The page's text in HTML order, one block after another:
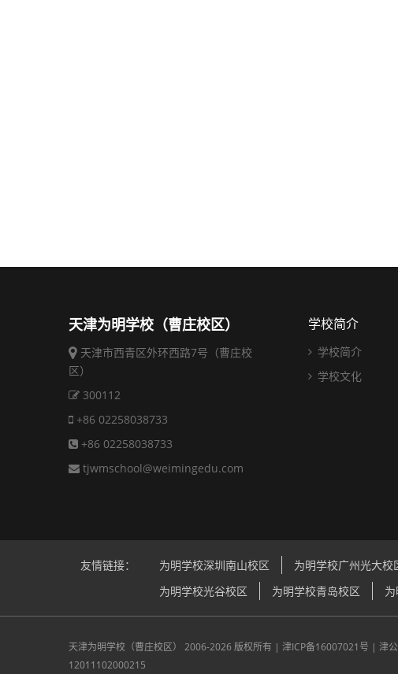
天津为明学校（曹庄校区）
天津市西青区外环西路7号（曹庄校
区）
300112
+86 02258038733
+86 02258038733
tjwmschool@weimingedu.com
学校简介
学校简介
学校文化
友情链接： 为明学校深圳南山校区 为明学校广州光大校
为明学校光谷校区
为明学校青岛校区
天津为明学校（曹庄校区） 2006-2026 版权所有 | 津ICP备16007021号 | 津
12011102000215